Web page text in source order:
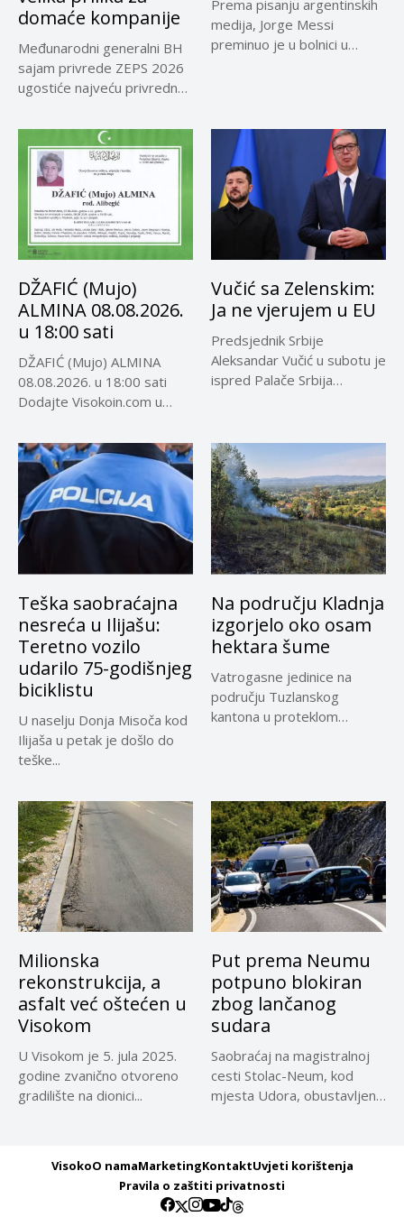
domaće kompanije
Međunarodni generalni BH
sajam privrede ZEPS 2026
ugostiće najveću privrednu
Prema pisanju argentinskih
medija, Jorge Messi
preminuo je u bolnici u
DŽAFIĆ (Mujo)
ALMINA 08.08.2026.
u 18:00 sati
DŽAFIĆ (Mujo) ALMINA
08.08.2026. u 18:00 sati
Dodajte Visokoin.com u
Vučić sa Zelenskim:
Ja ne vjerujem u EU
Predsjednik Srbije
Aleksandar Vučić u subotu je
ispred Palače Srbija
Teška saobraćajna
nesreća u Ilijašu:
Teretno vozilo
udarilo 75-godišnjeg
biciklistu
U naselju Donja Misoča kod
Ilijaša u petak je došlo do
teške...
Na području Kladnja
izgorjelo oko osam
hektara šume
Vatrogasne jedinice na
području Tuzlanskog
kantona u proteklom
Milionska
rekonstrukcija, a
asfalt već oštećen u
Visokom
U Visokom je 5. jula 2025.
godine zvanično otvoreno
gradilište na dionici...
Put prema Neumu
potpuno blokiran
zbog lančanog
sudara
Saobraćaj na magistralnoj
cesti Stolac-Neum, kod
mjesta Udora, obustavljen
VisokoO namaMarketingKontaktUvjeti korištenja
Pravila o zaštiti privatnosti